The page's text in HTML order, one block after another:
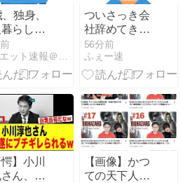
独身、
らし、
トレと
ニング、
万。
ついさっき会
社辞めてきた
ｗｗ
56分前
ふぇー速
愕】小川
ん、演
【画像】かつ
ての天下人